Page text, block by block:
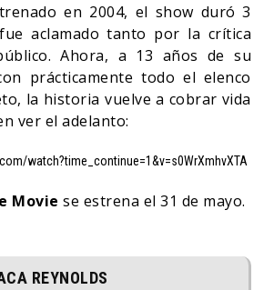
en 2004, el show duró 3
aclamado tanto por la crítica
Ahora, a 13 años de su
prácticamente todo el elenco
la historia vuelve a cobrar vida
ver el adelanto:
watch?time_continue=1&v=s0WrXmhvXTA
Movie se estrena el 31 de mayo.
REYNOLDS